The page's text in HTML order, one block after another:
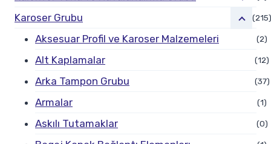
Karoser Grubu (215)
Aksesuar Profil ve Karoser Malzemeleri (2)
Alt Kaplamalar (12)
Arka Tampon Grubu (37)
Armalar (1)
Askılı Tutamaklar (0)